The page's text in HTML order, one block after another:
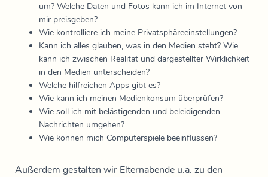
um? Welche Daten und Fotos kann ich im Internet von
mir preisgeben?
Wie kontrolliere ich meine Privatsphäreeinstellungen?
Kann ich alles glauben, was in den Medien steht? Wie
kann ich zwischen Realität und dargestellter Wirklichkeit
in den Medien unterscheiden?
Welche hilfreichen Apps gibt es?
Wie kann ich meinen Medienkonsum überprüfen?
Wie soll ich mit belästigenden und beleidigenden
Nachrichten umgehen?
Wie können mich Computerspiele beeinflussen?
Außerdem gestalten wir Elternabende u.a. zu den